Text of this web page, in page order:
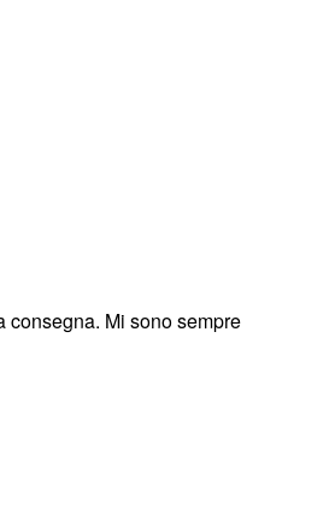
consegna. Mi sono sempre